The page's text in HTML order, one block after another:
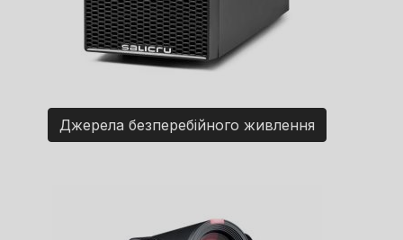
Джерела безперебійного живлення